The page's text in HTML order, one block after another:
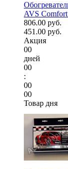
AVS
806.00 руб.
451.00 руб.
Акция
00
дней
00
:
00
00
Товар дня